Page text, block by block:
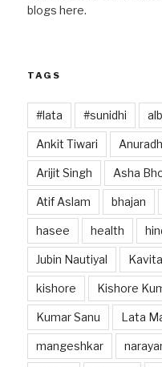
blogs here.
TAGS
#lata #sunidhi
Ankit Tiwari
Arijit Singh Asha
Atif Aslam bhajan
hasee health
Jubin Nautiyal
kishore Kishore
Kumar Sanu Lata
mangeshkar